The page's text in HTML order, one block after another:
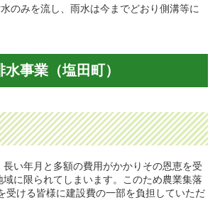
のみを流し、雨水は今までどおり側溝等に
事業（塩田町）
い年月と多額の費用がかかりその恩恵を受
に限られてしまいます。このため農業集落
受ける皆様に建設費の一部を負担していただ